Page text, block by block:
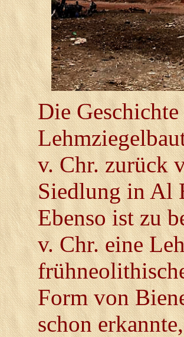
Die
v. Chr. zurück
Siedlung in Al
Ebenso ist zu
v. Chr. eine
Form von
schon